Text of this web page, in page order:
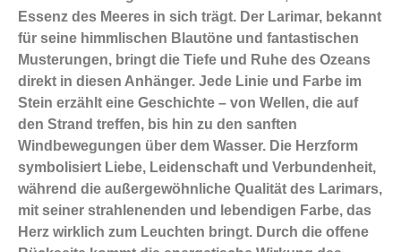
Essenz des Meeres in sich trägt. Der Larimar, bekannt
für seine himmlischen Blautöne und fantastischen
Musterungen, bringt die Tiefe und Ruhe des Ozeans
direkt in diesen Anhänger. Jede Linie und Farbe im
Stein erzählt eine Geschichte – von Wellen, die auf
den Strand treffen, bis hin zu den sanften
Windbewegungen über dem Wasser. Die Herzform
symbolisiert Liebe, Leidenschaft und Verbundenheit,
während die außergewöhnliche Qualität des Larimars,
mit seiner strahlenenden und lebendigen Farbe, das
Herz wirklich zum Leuchten bringt. Durch die offene